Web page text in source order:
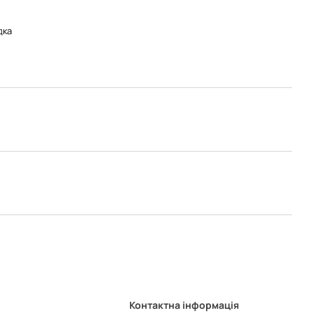
Контактна інформація